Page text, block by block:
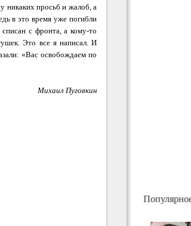
никаких просьб и жалоб, а
в это время уже погибли
с фронта, а кому-то
Это все я написал. И
«Вас освобождаем по
Михаил Пуговкин